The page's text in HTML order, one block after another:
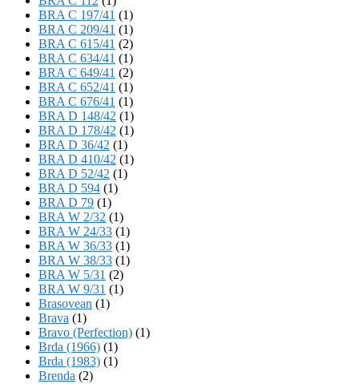
BRA C 197/41 (1)
BRA C 209/41 (1)
BRA C 615/41 (2)
BRA C 634/41 (1)
BRA C 649/41 (2)
BRA C 652/41 (1)
BRA C 676/41 (1)
BRA D 148/42 (1)
BRA D 178/42 (1)
BRA D 36/42 (1)
BRA D 410/42 (1)
BRA D 52/42 (1)
BRA D 594 (1)
BRA D 79 (1)
BRA W 2/32 (1)
BRA W 24/33 (1)
BRA W 36/33 (1)
BRA W 38/33 (1)
BRA W 5/31 (2)
BRA W 9/31 (1)
Brasovean (1)
Brava (1)
Bravo (Perfection) (1)
Brda (1966) (1)
Brda (1983) (1)
Brenda (2)